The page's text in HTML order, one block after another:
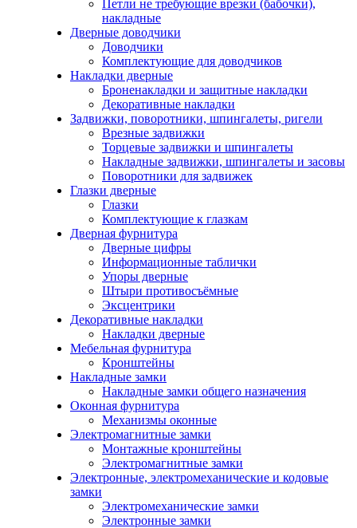
Петли не требующие врезки (бабочки),
накладные
Дверные доводчики
Доводчики
Комплектующие для доводчиков
Накладки дверные
Броненакладки и защитные накладки
Декоративные накладки
Задвижки, поворотники, шпингалеты, ригели
Врезные задвижки
Торцевые задвижки и шпингалеты
Накладные задвижки, шпингалеты и засовы
Поворотники для задвижек
Глазки дверные
Глазки
Комплектующие к глазкам
Дверная фурнитура
Дверные цифры
Информационные таблички
Упоры дверные
Штыри противосъёмные
Эксцентрики
Декоративные накладки
Накладки дверные
Мебельная фурнитура
Кронштейны
Накладные замки
Накладные замки общего назначения
Оконная фурнитура
Механизмы оконные
Электромагнитные замки
Монтажные кронштейны
Электромагнитные замки
Электронные, электромеханические и кодовые
замки
Электромеханические замки
Электронные замки